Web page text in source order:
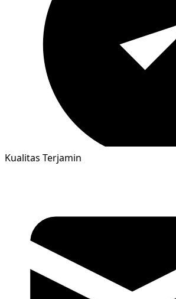
Kualitas Terjamin